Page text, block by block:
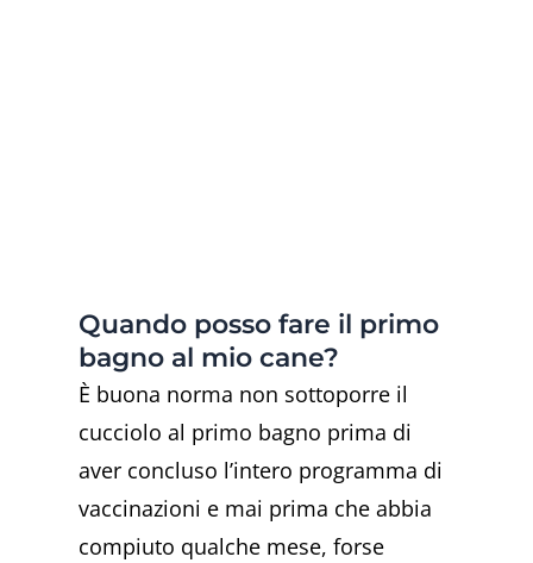
Quando posso fare il primo
bagno al mio cane?
È buona norma non sottoporre il
cucciolo al primo bagno prima di
aver concluso l’intero programma di
vaccinazioni e mai prima che abbia
compiuto qualche mese, forse